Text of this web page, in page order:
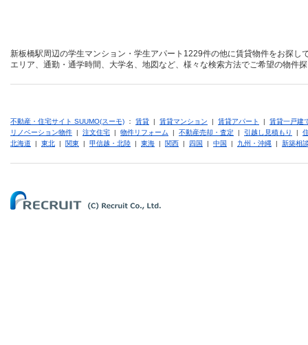
新板橋駅周辺の学生マンション・学生アパート1229件の他に賃貸物件をお探
エリア、通勤・通学時間、大学名、地図など、様々な検索方法でご希望の物件
不動産・住宅サイト SUUMO(スーモ) ： 賃貸 | 賃貸マンション | 賃貸アパート | 賃貸一戸建
リノベーション物件 | 注文住宅 | 物件リフォーム | 不動産売却・査定 | 引越し見積もり |
北海道 | 東北 | 関東 | 甲信越・北陸 | 東海 | 関西 | 四国 | 中国 | 九州・沖縄 | 新築相